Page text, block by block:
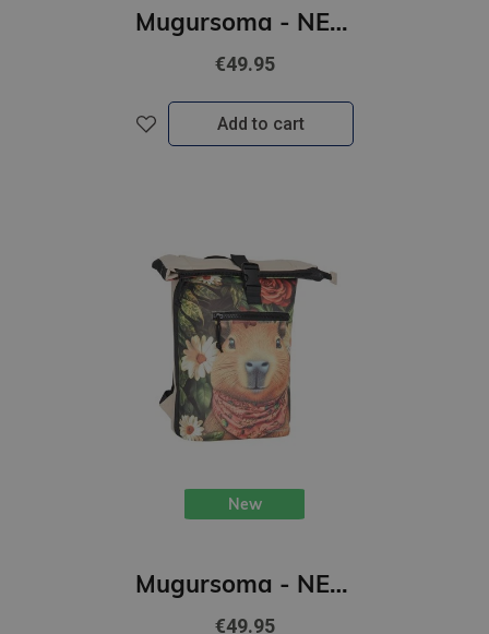
Mugursoma - NEW REBELS, Rolltop, New York. Yellow, 16L
€49.95
Add to cart
New
Mugursoma - NEW REBELS, Rolltop, New York. Beaver, 16L
€49.95